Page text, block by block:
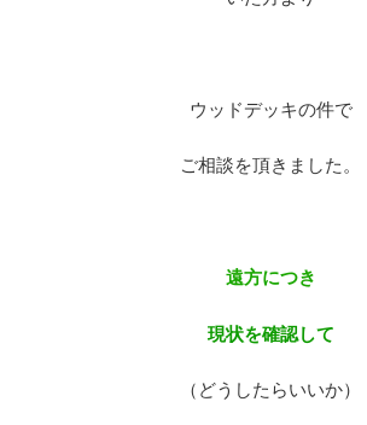
ウッドデッキの件で
ご相談を頂きました。
遠方につき
現状を確認して
（どうしたらいいか）